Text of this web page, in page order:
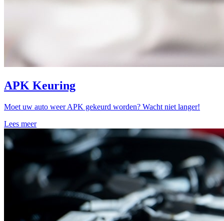
APK Keuring
Moet uw auto weer APK gekeurd worden? Wacht niet langer!
Lees meer